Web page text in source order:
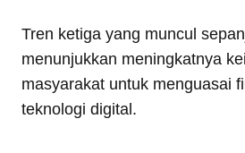
Tren ketiga yang muncul
menunjukkan meningkatnya
masyarakat untuk menguasai
teknologi digital.